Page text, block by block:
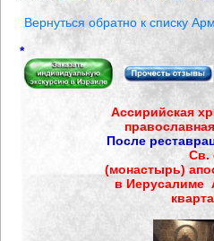
*
Вернуться обратно к списку
Ассирийская
После
(монастырь)
Св.
в Иерусалиме